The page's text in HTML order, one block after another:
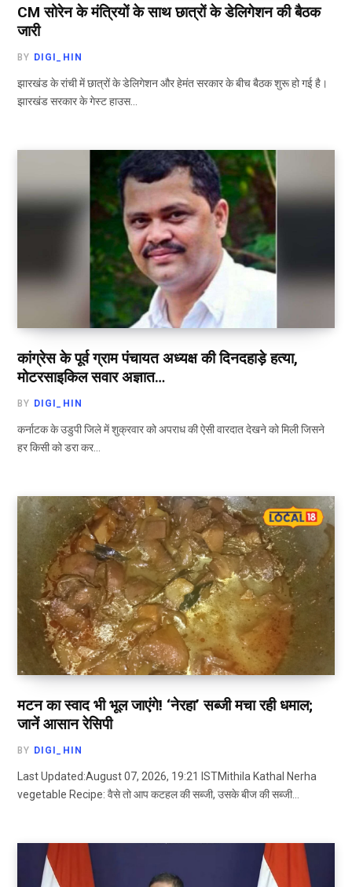
CM सोरेन के मंत्रियों के साथ छात्रों के डेलिगेशन की बैठक
जारी
BY DIGI_HIN
झारखंड के रांची में छात्रों के डेलिगेशन और हेमंत सरकार के बीच बैठक शुरू हो गई है।
झारखंड सरकार के गेस्ट हाउस…
कांग्रेस के पूर्व ग्राम पंचायत अध्यक्ष की दिनदहाड़े हत्या,
मोटरसाइकिल सवार अज्ञात…
BY DIGI_HIN
कर्नाटक के उडुपी जिले में शुक्रवार को अपराध की ऐसी वारदात देखने को मिली जिसने
हर किसी को डरा कर…
मटन का स्वाद भी भूल जाएंगे! ‘नेरहा’ सब्जी मचा रही धमाल;
जानें आसान रेसिपी
BY DIGI_HIN
Last Updated:August 07, 2026, 19:21 ISTMithila Kathal Nerha
vegetable Recipe: वैसे तो आप कटहल की सब्जी, उसके बीज की सब्जी…